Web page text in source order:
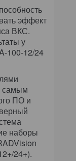
эффект
ВКС.
у
100-12/24
самым
ПО и
наборы
24+).